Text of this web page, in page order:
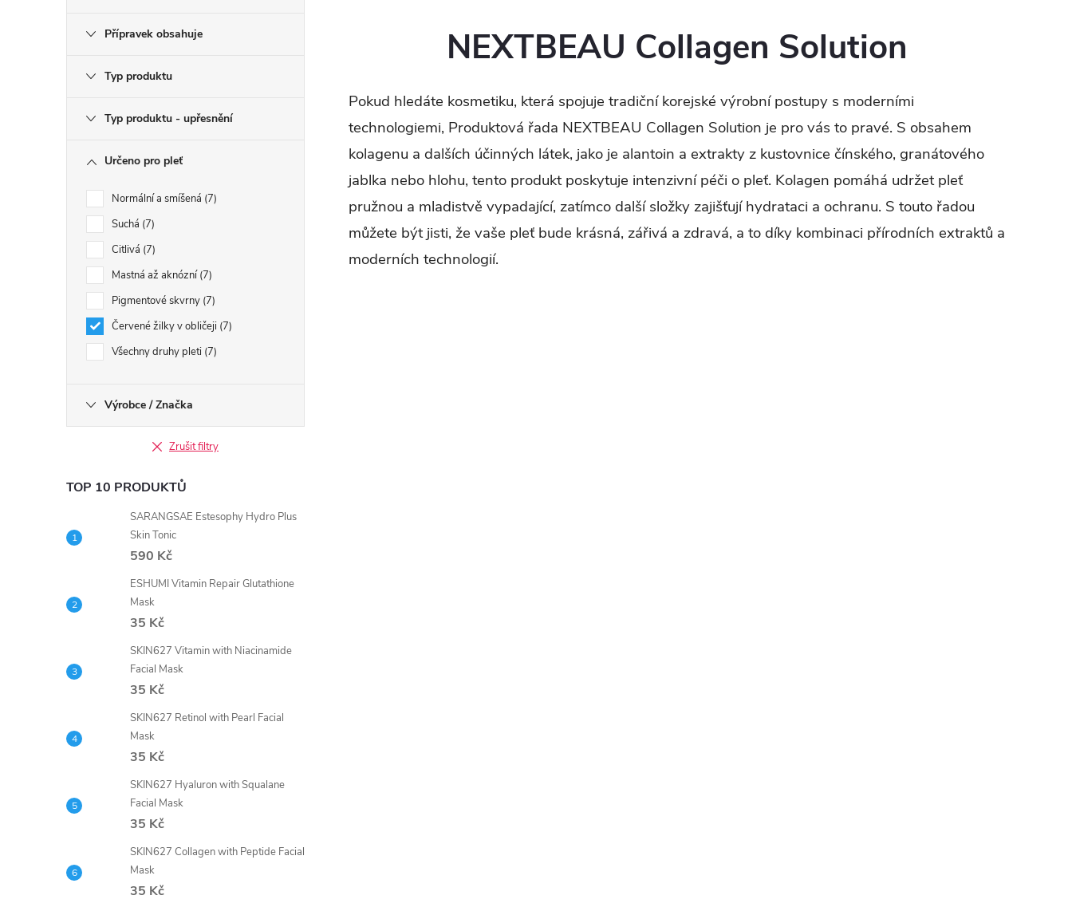
Přípravek obsahuje
Typ produktu
Typ produktu - upřesnění
Určeno pro pleť
Normální a smíšená 7
Suchá 7
Citlivá 7
Mastná až aknózní 7
Pigmentové skvrny 7
Červené žilky v obličeji 7
Všechny druhy pleti 7
Výrobce / Značka
Zrušit filtry
TOP 10 PRODUKTŮ
SARANGSAE Estesophy Hydro Plus
Skin Tonic
590 Kč
ESHUMI Vitamin Repair Glutathione
Mask
35 Kč
SKIN627 Vitamin with Niacinamide
Facial Mask
35 Kč
SKIN627 Retinol with Pearl Facial
Mask
35 Kč
SKIN627 Hyaluron with Squalane
Facial Mask
35 Kč
SKIN627 Collagen with Peptide Facial
Mask
35 Kč
á
d
a
c
í
p
NEXTBEAU Collagen Solution
Pokud hledáte kosmetiku, která spojuje tradiční korejské výrobní postupy s moderními
technologiemi, Produktová řada NEXTBEAU Collagen Solution je pro vás to pravé. S obsahem
kolagenu a dalších účinných látek, jako je alantoin a extrakty z kustovnice čínského, granátového
jablka nebo hlohu, tento produkt poskytuje intenzivní péči o pleť. Kolagen pomáhá udržet pleť
pružnou a mladistvě vypadající, zatímco další složky zajišťují hydrataci a ochranu. S touto řadou
můžete být jisti, že vaše pleť bude krásná, zářivá a zdravá, a to díky kombinaci přírodních extraktů a
moderních technologií.